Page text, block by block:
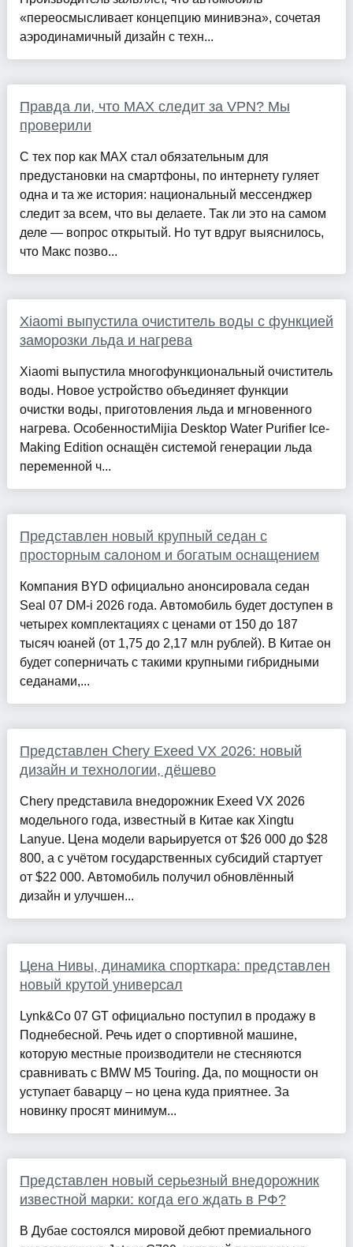
«переосмысливает концепцию минивэна», сочетая
аэродинамичный дизайн с техн...
Правда ли, что MAX следит за VPN? Мы
проверили
С тех пор как MAX стал обязательным для
предустановки на смартфоны, по интернету гуляет
одна и та же история: национальный мессенджер
следит за всем, что вы делаете. Так ли это на самом
деле — вопрос открытый. Но тут вдруг выяснилось,
что Макс позво...
Xiaomi выпустила очиститель воды с функцией
заморозки льда и нагрева
Xiaomi выпустила многофункциональный очиститель
воды. Новое устройство объединяет функции
очистки воды, приготовления льда и мгновенного
нагрева. ОсобенностиMijia Desktop Water Purifier Ice-
Making Edition оснащён системой генерации льда
переменной ч...
Представлен новый крупный седан с
просторным салоном и богатым оснащением
Компания BYD официально анонсировала седан
Seal 07 DM-i 2026 года. Автомобиль будет доступен в
четырех комплектациях с ценами от 150 до 187
тысяч юаней (от 1,75 до 2,17 млн рублей). В Китае он
будет соперничать с такими крупными гибридными
седанами,...
Представлен Chery Exeed VX 2026: новый
дизайн и технологии, дёшево
Chery представила внедорожник Exeed VX 2026
модельного года, известный в Китае как Xingtu
Lanyue. Цена модели варьируется от $26 000 до $28
800, а с учётом государственных субсидий стартует
от $22 000. Автомобиль получил обновлённый
дизайн и улучшен...
Цена Нивы, динамика спорткара: представлен
новый крутой универсал
Lynk&Co 07 GT официально поступил в продажу в
Поднебесной. Речь идет о спортивной машине,
которую местные производители не стесняются
сравнивать с BMW M5 Touring. Да, по мощности он
уступает баварцу – но цена куда приятнее. За
новинку просят минимум...
Представлен новый серьезный внедорожник
известной марки: когда его ждать в РФ?
В Дубае состоялся мировой дебют премиального